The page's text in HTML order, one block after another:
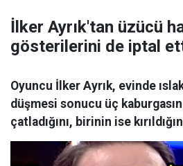
İlker Ayrık'tan üzücü
gösterilerini de iptal
Oyuncu İlker Ayrık, evinde
düşmesi sonucu üç
çatladığını, birinin ise